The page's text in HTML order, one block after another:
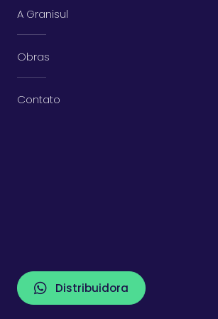
A Granisul
Obras
Contato
Distribuidora